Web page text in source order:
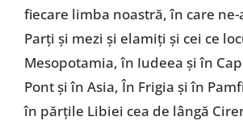
fiecare limba noastră, în care ne-
Parți și mezi și elamiți și cei ce
Mesopotamia, în Iudeea și în
Pont și în Asia, În Frigia și în
în părțile Libiei cea de lângă